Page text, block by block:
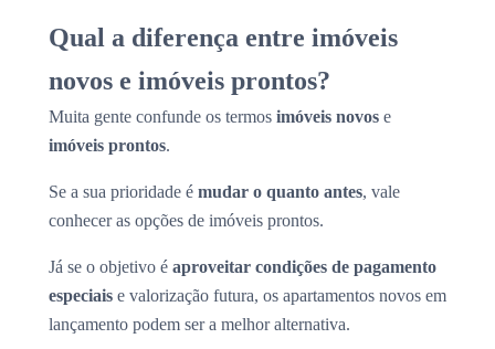
Qual a diferença entre imóveis
novos e imóveis prontos?
Muita gente confunde os termos imóveis novos e
imóveis prontos.
Se a sua prioridade é mudar o quanto antes, vale
conhecer as opções de imóveis prontos.
Já se o objetivo é aproveitar condições de pagamento
especiais e valorização futura, os apartamentos novos em
lançamento podem ser a melhor alternativa.